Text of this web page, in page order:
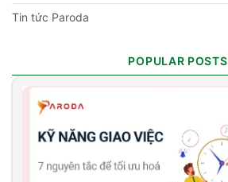
Tin tức Paroda
POPULAR POSTS